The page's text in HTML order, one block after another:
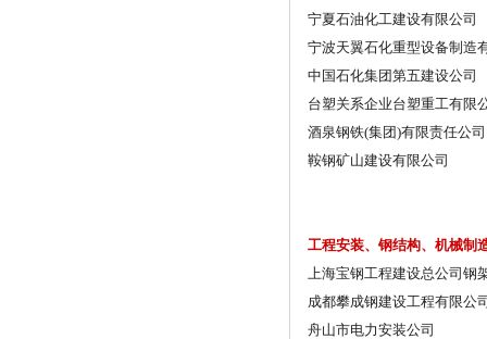
宁夏石油化工建设有限公司
宁波天翼石化重型设备制造
中国石化集团第五建设公司
台塑关系企业台塑重工有限
酒泉钢铁(集团)有限责任公司
鞍钢矿山建设有限公司
工程安装、钢结构、机械制
上海宝钢工程建设总公司钢
成都攀成钢建设工程有限公
舟山市电力安装公司